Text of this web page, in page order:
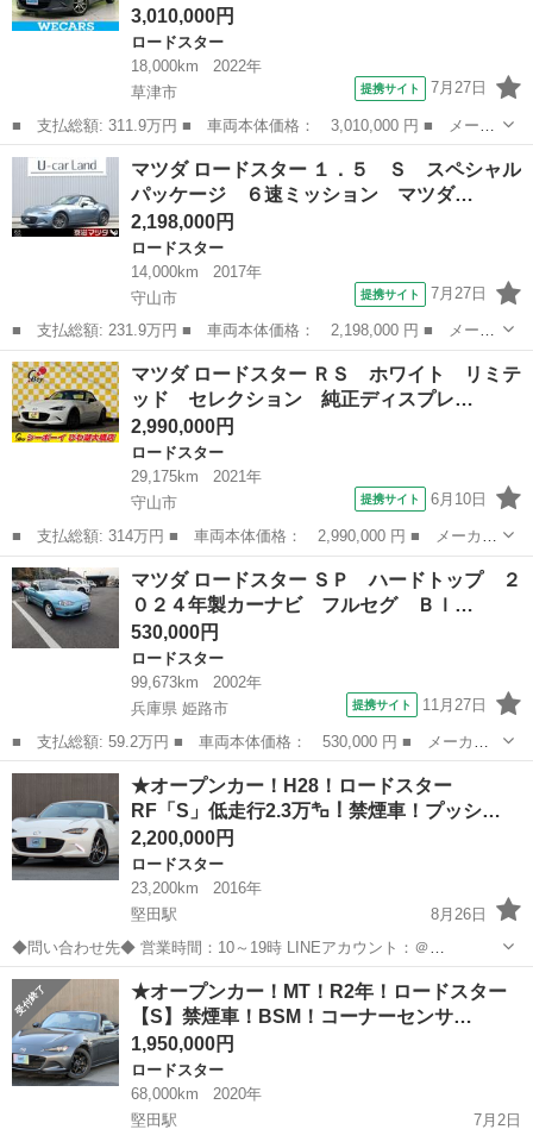
3,010,000円
ロードスター
18,000km
2022年
草津市
提携サイト 7月27日
■ 支払総額: 311.9万円 ■ 車両本体価格： 3,010,000 円 ■ メーカ
ー名： マツダ ■ 車種名： ロードスター ■ グレード名： ネイ
ビートップ ＢＯＳＥ／保証書／純正 ＳＤナビ／衝突安全装置／シ
ート フ...
滋賀 草津市 ロードスター
マツダ ロードスター １．５ Ｓ スペシャル
パッケージ ６速ミッション マツダ…
2,198,000円
ロードスター
14,000km
2017年
守山市
提携サイト 7月27日
■ 支払総額: 231.9万円 ■ 車両本体価格： 2,198,000 円 ■ メーカ
ー名： マツダ ■ 車種名： ロードスター ■ グレード名： １．
５ Ｓ スペシャルパッケージ ６速ミッション マツダコネクト
メモリー...
滋賀 守山市 ロードスター
マツダ ロードスター ＲＳ ホワイト リミテ
ッド セレクション 純正ディスプレ…
2,990,000円
ロードスター
29,175km
2021年
守山市
提携サイト 6月10日
■ 支払総額: 314万円 ■ 車両本体価格： 2,990,000 円 ■ メーカー
名： マツダ ■ 車種名： ロードスター ■ グレード名： ＲＳ
ホワイト リミテッド セレクション 純正ディスプレイオーディ
オ フルセグ...
滋賀 守山市 ロードスター
マツダ ロードスター ＳＰ ハードトップ ２
０２４年製カーナビ フルセグ Ｂｌ…
530,000円
ロードスター
99,673km
2002年
兵庫県 姫路市
提携サイト 11月27日
■ 支払総額: 59.2万円 ■ 車両本体価格： 530,000 円 ■ メーカー
名： マツダ ■ 車種名： ロードスター ■ グレード名： ＳＰ
ハードトップ ２０２４年製カーナビ フルセグ Ｂｌｕｅｔｏｏｔ
ｈ バックカ...
兵庫 姫路市 ロードスター
★オープンカー！H28！ロードスター
RF「S」低走行2.3万㌔！禁煙車！プッシ…
2,200,000円
ロードスター
23,200km
2016年
堅田駅
8月26日
◆問い合わせ先◆ 営業時間：10～19時 LINEアカウント：＠
304nsths（MRCモーターズ） 携帯番号：080-4563-0971 or 070-8348-
2551（つながりやすいです） 店電話番号：07...
滋賀 守山市 堅田駅 エレメント
★オープンカー！MT！R2年！ロードスター
【S】禁煙車！BSM！コーナーセンサ…
1,950,000円
ロードスター
68,000km
2020年
堅田駅
7月2日